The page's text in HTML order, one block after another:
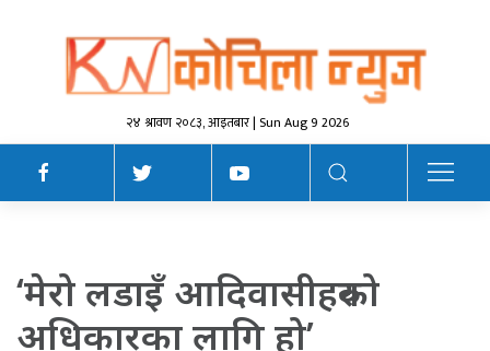
२४ श्रावण २०८३, आइतबार | Sun Aug 9 2026
‘मेरो लडाइँ आदिवासीहरुको
अधिकारका लागि हो’